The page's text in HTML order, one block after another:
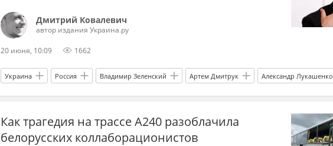
Дмитрий Ковалевич
автор издания Украина.ру
20 июня, 10:09 1662
Украина Россия Владимир Зеленский Артем Дмитрук Александр Лукашенко
Вооруженные силы Украины НПЗ Офис президента Эксклюзив
Как трагедия на трассе А240 разоблачила
белорусских коллаборационистов